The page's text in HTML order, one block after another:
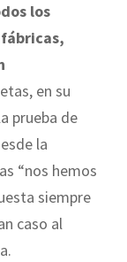
los
en su
prueba de
la
“nos hemos
siempre
caso al